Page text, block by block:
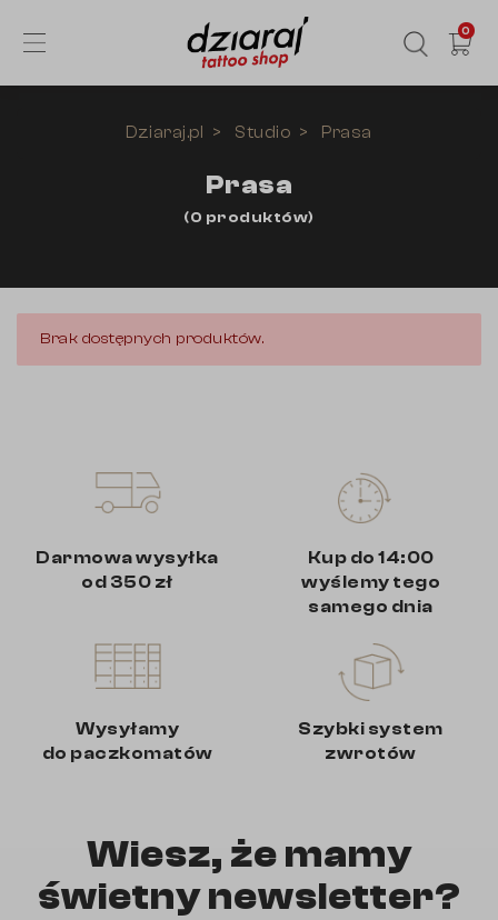
0
Dziaraj.pl Studio Prasa
Prasa
(0 produktów)
Brak dostępnych produktów.
Darmowa wysyłka
od 350 zł
Kup do 14:00
wyślemy tego
samego dnia
Wysyłamy
do paczkomatów
Szybki system
zwrotów
Wiesz, że mamy
świetny newsletter?